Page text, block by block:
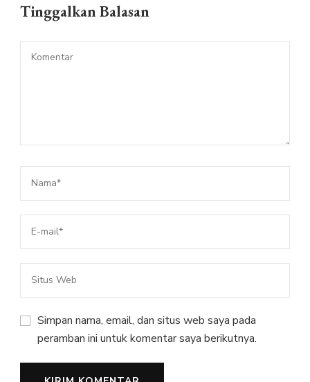
Tinggalkan Balasan
Simpan nama, email, dan situs web saya pada
peramban ini untuk komentar saya berikutnya.